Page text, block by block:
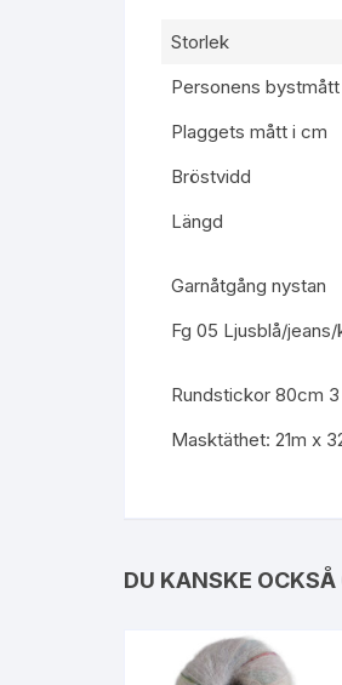
Storlek
Personens
Plaggets mått i cm
Bröstvidd
Längd
Garnåtgång nystan
Fg 05 Ljusblå/
Rundstickor 80cm
Masktäthet: 21m x
DU KANSKE